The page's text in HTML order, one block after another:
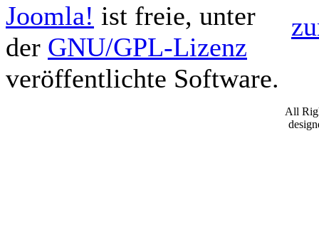
Joomla! ist freie, unter
der GNU/GPL-Lizenz
veröffentlichte Software.
All